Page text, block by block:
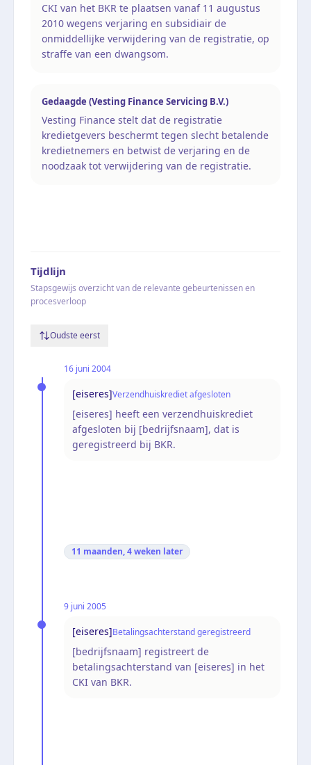
CKI van het BKR te plaatsen vanaf 11 augustus
2010 wegens verjaring en subsidiair de
onmiddellijke verwijdering van de registratie, op
straffe van een dwangsom.
Gedaagde (Vesting Finance Servicing B.V.)
Vesting Finance stelt dat de registratie
kredietgevers beschermt tegen slecht betalende
kredietnemers en betwist de verjaring en de
noodzaak tot verwijdering van de registratie.
Tijdlijn
Stapsgewijs overzicht van de relevante gebeurtenissen en
procesverloop
Oudste eerst
16 juni 2004
[eiseres]Verzendhuiskrediet afgesloten
[eiseres] heeft een verzendhuiskrediet
afgesloten bij [bedrijfsnaam], dat is
geregistreerd bij BKR.
11 maanden, 4 weken later
9 juni 2005
[eiseres]Betalingsachterstand geregistreerd
[bedrijfsnaam] registreert de
betalingsachterstand van [eiseres] in het
CKI van BKR.